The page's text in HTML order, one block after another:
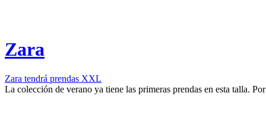
Zara
Zara tendrá prendas XXL
​La colección de verano ya tiene las primeras prendas en esta talla. Por